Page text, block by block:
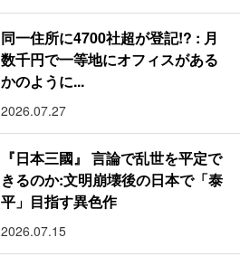
同一住所に4700社超が登記!? : 月
数千円で一等地にオフィスがある
かのように...
2026.07.27
『日本三國』 言論で乱世を平定で
きるのか:文明崩壊後の日本で「泰
平」目指す異色作
2026.07.15